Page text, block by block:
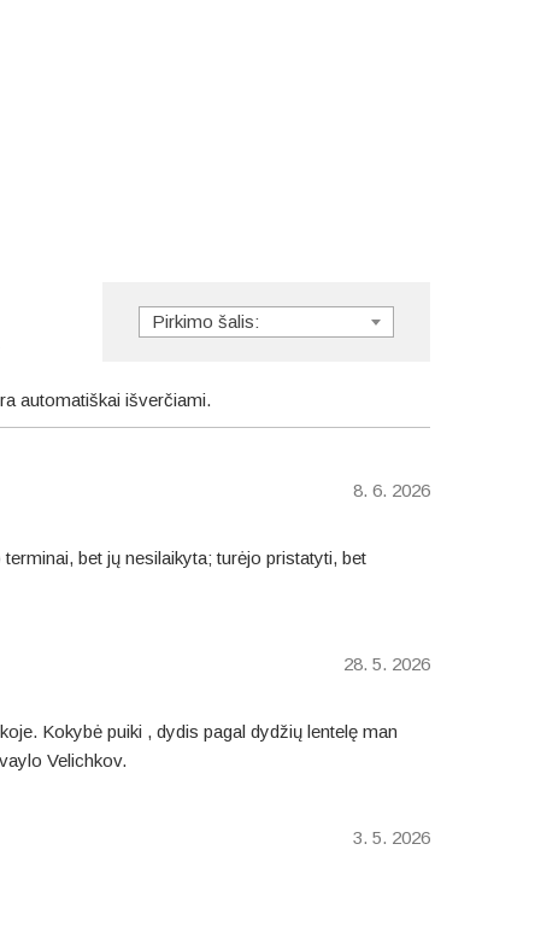
Pirkimo šalis:
automatiškai išverčiami.
8. 6. 2026
bet jų nesilaikyta; turėjo pristatyti, bet
28. 5. 2026
Kokybė puiki , dydis pagal dydžių lentelę man
Velichkov.
3. 5. 2026